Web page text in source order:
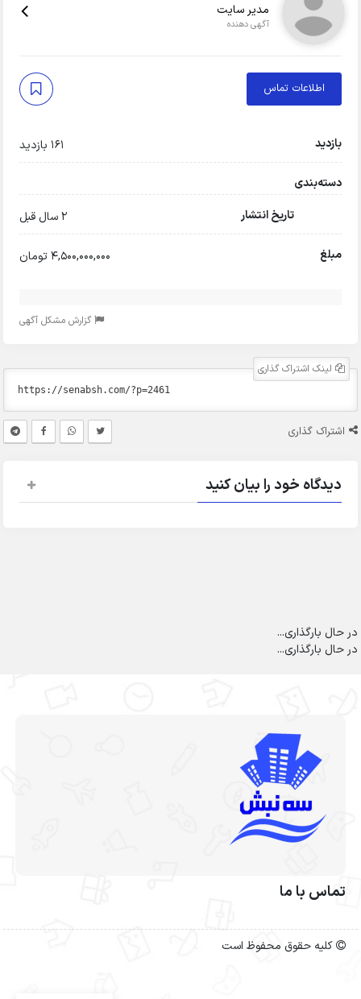
مدیر سایت
آگهی دهنده
اطلاعات تماس
بازدید 161 بازدید
دسته‌بندی
تاریخ انتشار
2 سال قبل
مبلغ 4,500,000,000 تومان
گزارش مشکل آگهی
لینک اشتراک گذاری
اشتراک گذاری
دیدگاه خود را بیان کنید
در حال بارگذاری...
در حال بارگذاری...
تماس با ما
کلیه حقوق محفوظ است